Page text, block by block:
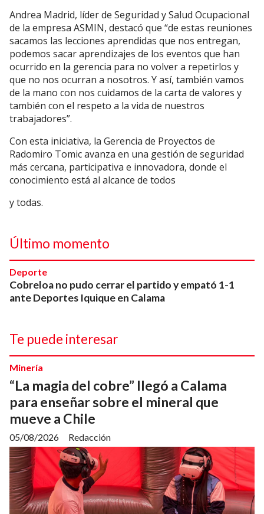
Andrea Madrid, líder de Seguridad y Salud Ocupacional
de la empresa ASMIN, destacó que “de estas reuniones
sacamos las lecciones aprendidas que nos entregan,
podemos sacar aprendizajes de los eventos que han
ocurrido en la gerencia para no volver a repetirlos y
que no nos ocurran a nosotros. Y así, también vamos
de la mano con nos cuidamos de la carta de valores y
también con el respeto a la vida de nuestros
trabajadores”.
Con esta iniciativa, la Gerencia de Proyectos de
Radomiro Tomic avanza en una gestión de seguridad
más cercana, participativa e innovadora, donde el
conocimiento está al alcance de todos
y todas.
Último momento
Cobreloa no pudo cerrar el partido y empató 1-1
ante Deportes Iquique en Calama
Deporte
Te puede interesar
“La magia del cobre” llegó a Calama
para enseñar sobre el mineral que
mueve a Chile
Redacción
Minería
05/08/2026